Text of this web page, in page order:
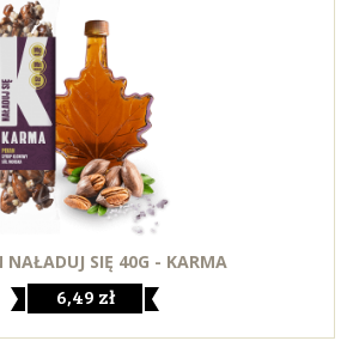
NAŁADUJ SIĘ 40G - KARMA
6,49 zł